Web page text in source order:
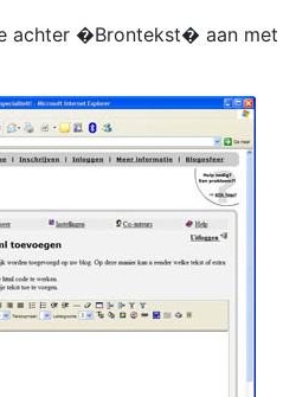
achter �Brontekst� aan met